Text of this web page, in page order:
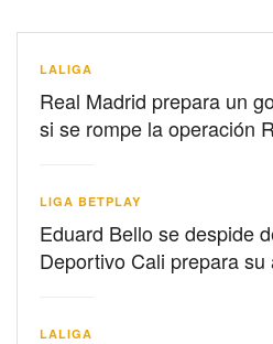
LALIGA
Real Madrid prepara un
si se rompe la operación
LIGA BETPLAY
Eduard Bello se despide
Deportivo Cali prepara su
LALIGA